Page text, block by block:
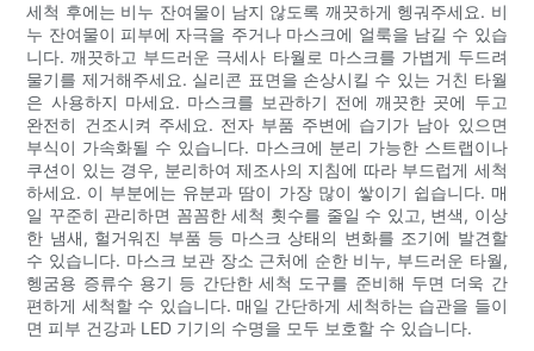
세척 후에는 비누 잔여물이 남지 않도록 깨끗하게 헹궈주세요. 비
누 잔여물이 피부에 자극을 주거나 마스크에 얼룩을 남길 수 있습
니다. 깨끗하고 부드러운 극세사 타월로 마스크를 가볍게 두드려
물기를 제거해주세요. 실리콘 표면을 손상시킬 수 있는 거친 타월
은 사용하지 마세요. 마스크를 보관하기 전에 깨끗한 곳에 두고
완전히 건조시켜 주세요. 전자 부품 주변에 습기가 남아 있으면
부식이 가속화될 수 있습니다. 마스크에 분리 가능한 스트랩이나
쿠션이 있는 경우, 분리하여 제조사의 지침에 따라 부드럽게 세척
하세요. 이 부분에는 유분과 땀이 가장 많이 쌓이기 쉽습니다. 매
일 꾸준히 관리하면 꼼꼼한 세척 횟수를 줄일 수 있고, 변색, 이상
한 냄새, 헐거워진 부품 등 마스크 상태의 변화를 조기에 발견할
수 있습니다. 마스크 보관 장소 근처에 순한 비누, 부드러운 타월,
헹굼용 증류수 용기 등 간단한 세척 도구를 준비해 두면 더욱 간
편하게 세척할 수 있습니다. 매일 간단하게 세척하는 습관을 들이
면 피부 건강과 LED 기기의 수명을 모두 보호할 수 있습니다.